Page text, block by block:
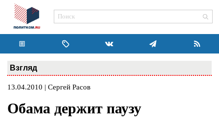
Взгляд
13.04.2010 | Сергей Расов
Обама держит паузу